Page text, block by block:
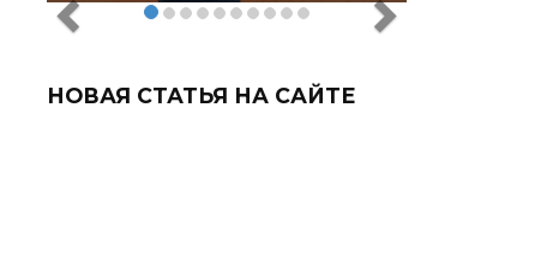
НОВАЯ СТАТЬЯ НА САЙТЕ